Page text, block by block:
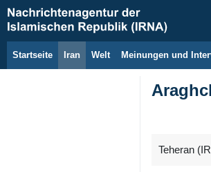
Startseite Iran Welt Meinungen und